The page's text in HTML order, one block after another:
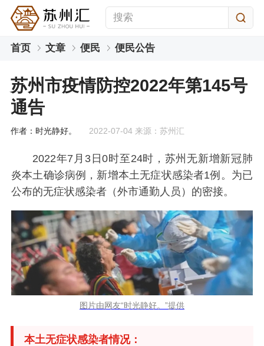
首页 文章 便民 便民公告
苏州市疫情防控2022年第145号
通告
作者：时光静好。 2022-07-04 来源：苏州汇
2022年7月3日0时至24时，苏州无新增新冠肺
炎本土确诊病例，新增本土无症状感染者1例。为已
公布的无症状感染者（外市通勤人员）的密接。
图片由网友“时光静好。”提供
本土无症状感染者情况：